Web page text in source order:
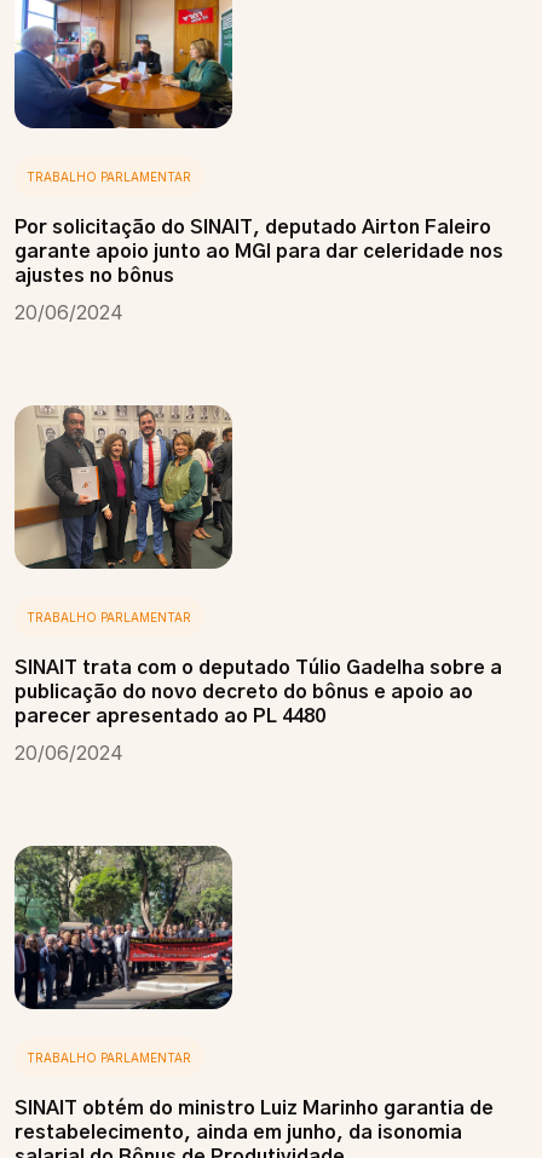
TRABALHO PARLAMENTAR
Por solicitação do SINAIT, deputado Airton Faleiro
garante apoio junto ao MGI para dar celeridade nos
ajustes no bônus
20/06/2024
TRABALHO PARLAMENTAR
SINAIT trata com o deputado Túlio Gadelha sobre a
publicação do novo decreto do bônus e apoio ao
parecer apresentado ao PL 4480
20/06/2024
TRABALHO PARLAMENTAR
SINAIT obtém do ministro Luiz Marinho garantia de
restabelecimento, ainda em junho, da isonomia